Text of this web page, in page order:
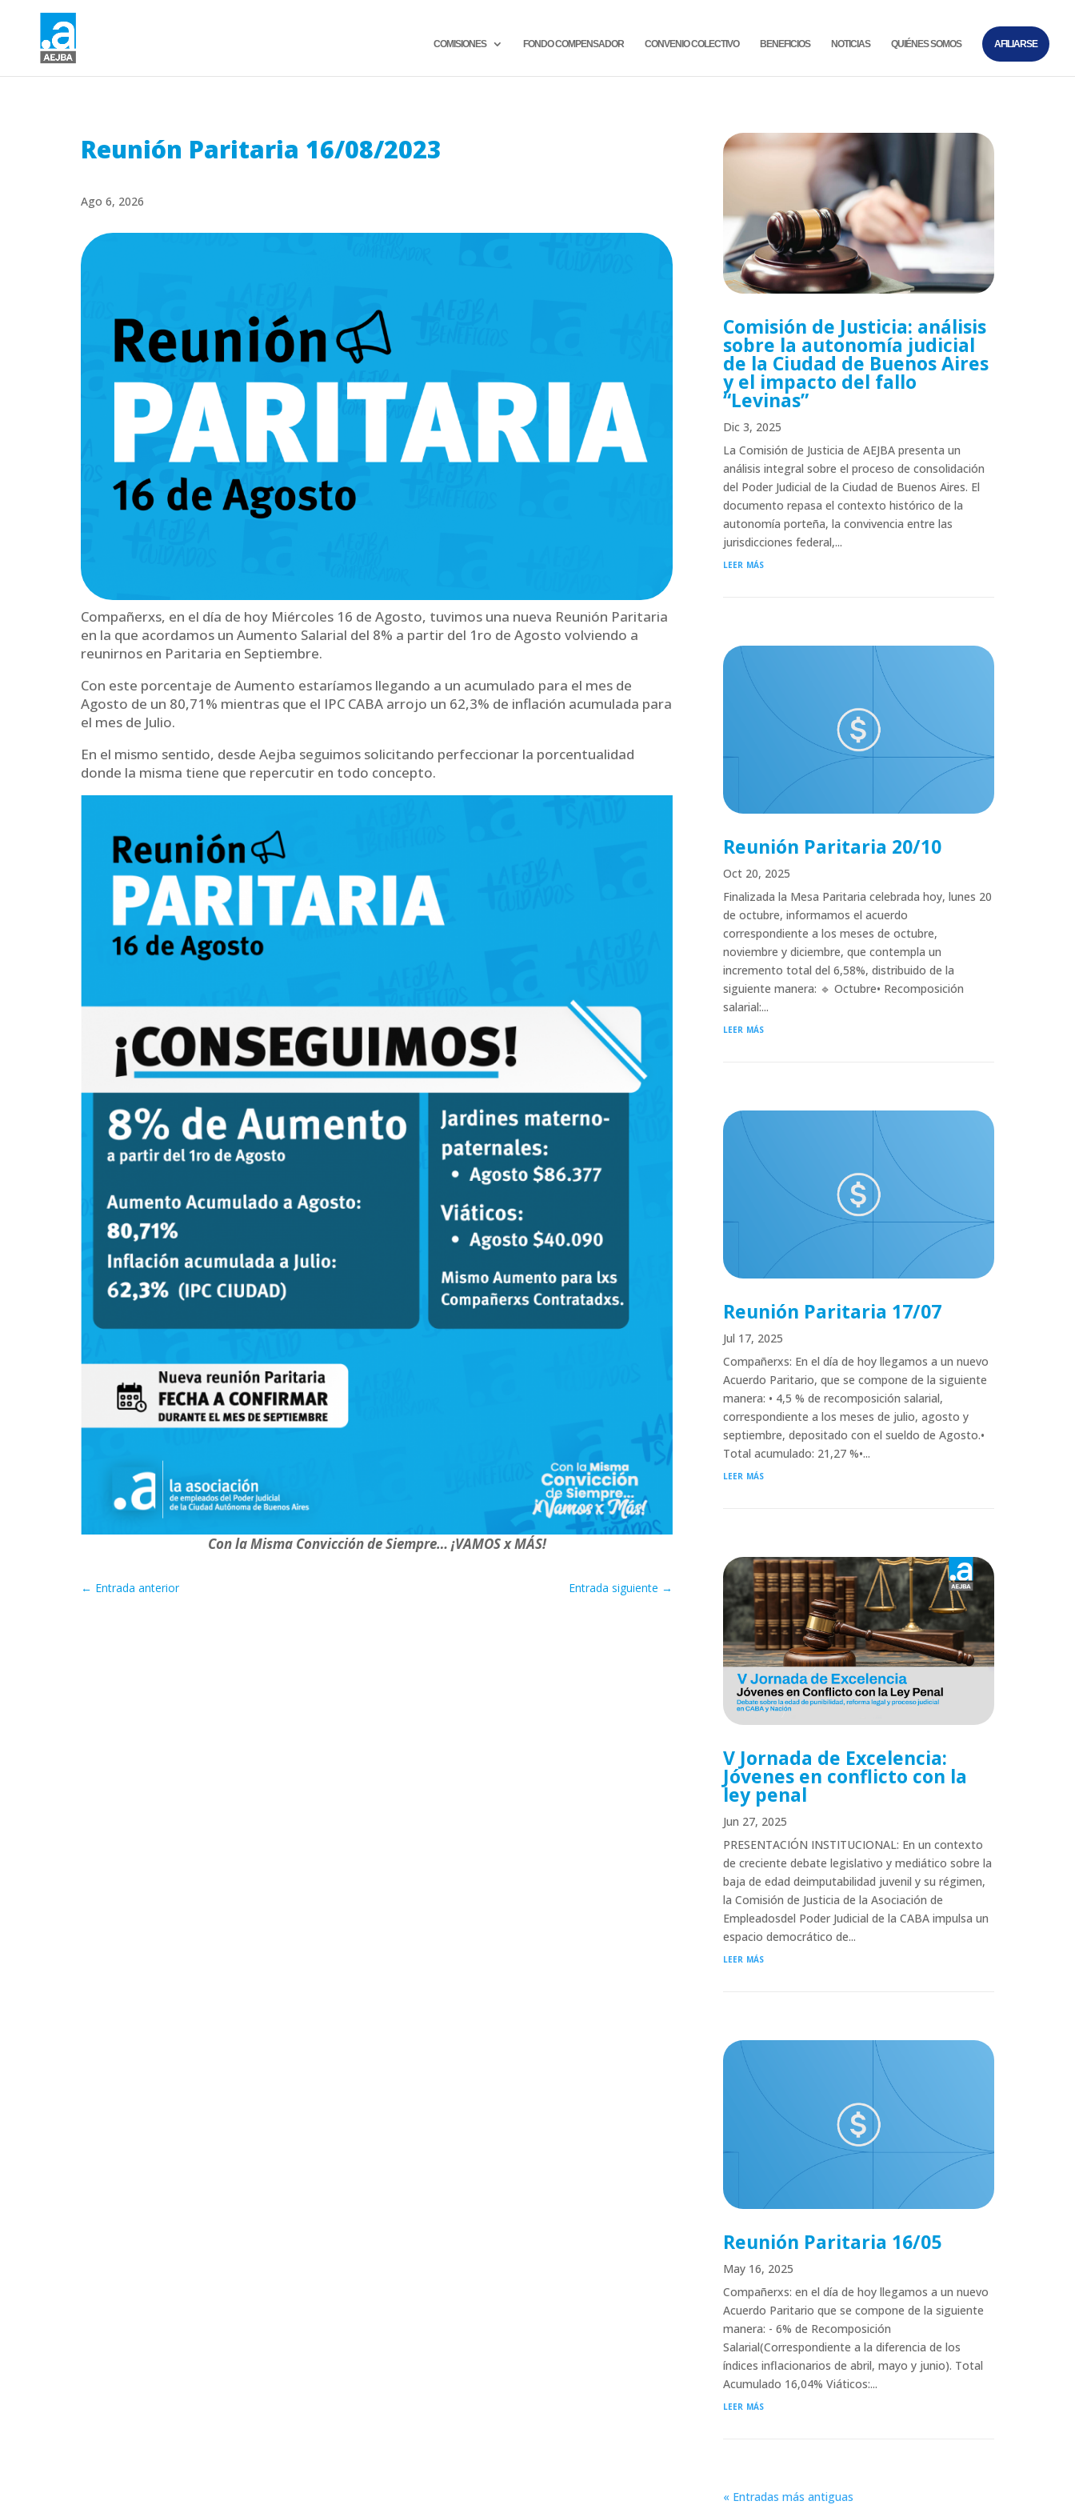
COMISIONES FONDO COMPENSADOR CONVENIO COLECTIVO BENEFICIOS NOTICIAS QUIÉNES SOMOS AFILIARSE
Reunión Paritaria 16/08/2023
Ago 6, 2026
Compañerxs, en el día de hoy Miércoles 16 de Agosto, tuvimos una nueva Reunión Paritaria
en la que acordamos un Aumento Salarial del 8% a partir del 1ro de Agosto volviendo a
reunirnos en Paritaria en Septiembre.
Con este porcentaje de Aumento estaríamos llegando a un acumulado para el mes de
Agosto de un 80,71% mientras que el IPC CABA arrojo un 62,3% de inflación acumulada para
el mes de Julio.
En el mismo sentido, desde Aejba seguimos solicitando perfeccionar la porcentualidad
donde la misma tiene que repercutir en todo concepto.
Con la Misma Convicción de Siempre… ¡VAMOS x MÁS!
← Entrada anterior Entrada siguiente →
Comisión de Justicia: análisis
sobre la autonomía judicial
de la Ciudad de Buenos Aires
y el impacto del fallo
“Levinas”
Dic 3, 2025
La Comisión de Justicia de AEJBA presenta un
análisis integral sobre el proceso de consolidación
del Poder Judicial de la Ciudad de Buenos Aires. El
documento repasa el contexto histórico de la
autonomía porteña, la convivencia entre las
jurisdicciones federal,...
leer más
Reunión Paritaria 20/10
Oct 20, 2025
Finalizada la Mesa Paritaria celebrada hoy, lunes 20
de octubre, informamos el acuerdo
correspondiente a los meses de octubre,
noviembre y diciembre, que contempla un
incremento total del 6,58%, distribuido de la
siguiente manera: 🔹 Octubre• Recomposición
salarial:...
leer más
Reunión Paritaria 17/07
Jul 17, 2025
Compañerxs: En el día de hoy llegamos a un nuevo
Acuerdo Paritario, que se compone de la siguiente
manera: • 4,5 % de recomposición salarial,
correspondiente a los meses de julio, agosto y
septiembre, depositado con el sueldo de Agosto.•
Total acumulado: 21,27 %•...
leer más
V Jornada de Excelencia:
Jóvenes en conflicto con la
ley penal
Jun 27, 2025
PRESENTACIÓN INSTITUCIONAL: En un contexto
de creciente debate legislativo y mediático sobre la
baja de edad deimputabilidad juvenil y su régimen,
la Comisión de Justicia de la Asociación de
Empleadosdel Poder Judicial de la CABA impulsa un
espacio democrático de...
leer más
Reunión Paritaria 16/05
May 16, 2025
Compañerxs: en el día de hoy llegamos a un nuevo
Acuerdo Paritario que se compone de la siguiente
manera: - 6% de Recomposición
Salarial(Correspondiente a la diferencia de los
índices inflacionarios de abril, mayo y junio). Total
Acumulado 16,04% Viáticos:...
leer más
« Entradas más antiguas